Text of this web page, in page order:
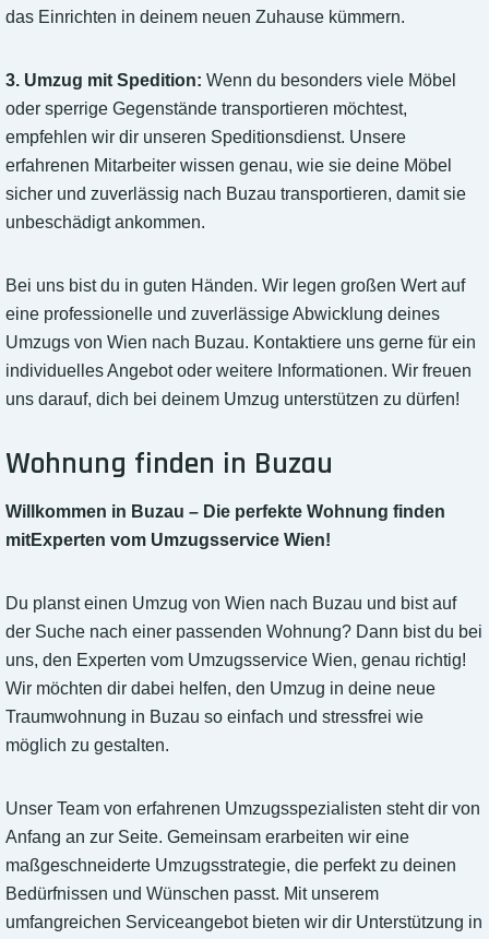
das Einrichten in deinem neuen Zuhause kümmern.
3. Umzug mit Spedition: Wenn du besonders viele Möbel
oder sperrige Gegenstände transportieren möchtest,
empfehlen wir dir unseren Speditionsdienst. Unsere
erfahrenen Mitarbeiter wissen genau, wie sie deine Möbel
sicher und zuverlässig nach Buzau transportieren, damit sie
unbeschädigt ankommen.
Bei uns bist du in guten Händen. Wir legen großen Wert auf
eine professionelle und zuverlässige Abwicklung deines
Umzugs von Wien nach Buzau. Kontaktiere uns gerne für ein
individuelles Angebot oder weitere Informationen. Wir freuen
uns darauf, dich bei deinem Umzug unterstützen zu dürfen!
Wohnung finden in Buzau
Willkommen in Buzau – Die perfekte Wohnung finden
mitExperten vom Umzugsservice Wien!
Du planst einen Umzug von Wien nach Buzau und bist auf
der Suche nach einer passenden Wohnung? Dann bist du bei
uns, den Experten vom Umzugsservice Wien, genau richtig!
Wir möchten dir dabei helfen, den Umzug in deine neue
Traumwohnung in Buzau so einfach und stressfrei wie
möglich zu gestalten.
Unser Team von erfahrenen Umzugsspezialisten steht dir von
Anfang an zur Seite. Gemeinsam erarbeiten wir eine
maßgeschneiderte Umzugsstrategie, die perfekt zu deinen
Bedürfnissen und Wünschen passt. Mit unserem
umfangreichen Serviceangebot bieten wir dir Unterstützung in